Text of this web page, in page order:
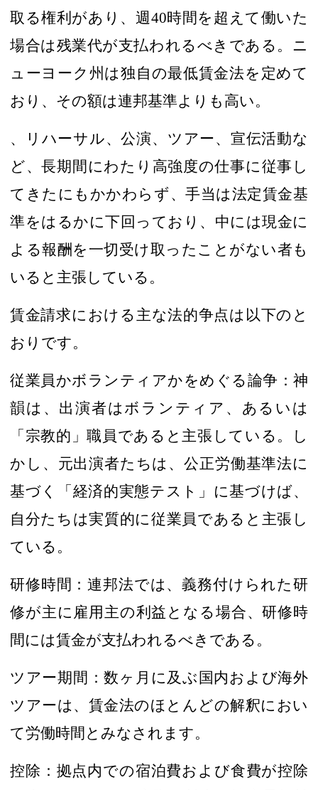
取る権利があり 、週40時間を超えて働いた
場合は残業代が支払われるべきである。ニ
ューヨーク州は独自の最低賃金法を定めて
おり、その額は連邦基準よりも高い。
、リハーサル、公演、 ツアー、 宣伝活動な
ど、長期間にわたり高強度の仕事に従事し
てきた にもかかわらず、手当は法定賃金基
準をはるかに下回っており 、中には現金に
よる報酬を 一切受け取ったことがない者も
いると主張している。
賃金請求における主な法的争点は以下のと
おりです。
従業員かボランティアかをめぐる論争： 神
韻は、出演者はボランティア、あるいは
「 宗教的 」職員であると主張している。し
かし、元出演者たちは 、公正労働基準法に
基づく
「 経済的実態テスト 」に基づけば、
自分たちは実質的に従業員である と主張し
ている。
研修時間 ：連邦法では、義務付けられた研
修が主に雇用主の利益となる場合、研修時
間には賃金が支払われるべきである。
ツアー期間 ：数ヶ月に及ぶ国内および海外
ツアーは、賃金法のほとんどの解釈におい
て労働時間とみなされます。
控除 ： 拠点内での宿泊費および食費が控除